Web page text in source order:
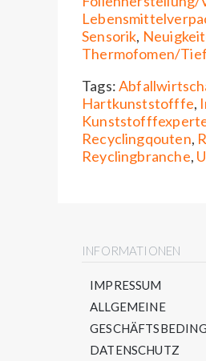
Sensorik,
Thermofomen/
Tags:
Hartkunststofffe,
Recyclingqouten,
Reyclingbranche,
INFORMATIONEN
IMPRESSUM
ALLGEMEINE
DATENSCHUTZ